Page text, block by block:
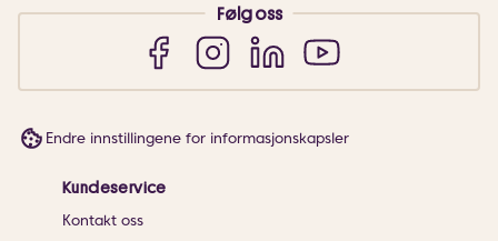
Følg oss
Endre innstillingene for informasjonskapsler
Kundeservice
Kontakt oss